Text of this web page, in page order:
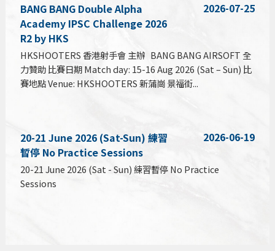
BANG BANG Double Alpha
Academy IPSC Challenge 2026
R2 by HKS
2026-07-25
HKSHOOTERS 香港射手會 主辦 BANG BANG AIRSOFT 全
力贊助 比賽日期 Match day: 15-16 Aug 2026 (Sat – Sun) 比
賽地點 Venue: HKSHOOTERS 新蒲崗 景福街...
20-21 June 2026 (Sat-Sun) 練習
暫停 No Practice Sessions
2026-06-19
20-21 June 2026 (Sat - Sun) 練習暫停 No Practice
Sessions